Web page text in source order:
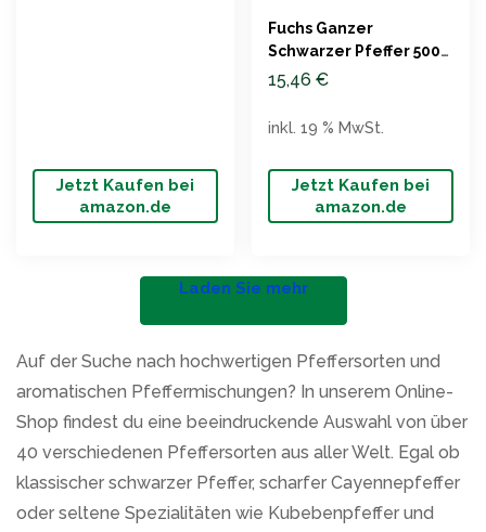
Jetzt Kaufen bei
amazon.de
Fuchs Ganzer
Schwarzer Pfeffer 500g
(1er Pack)
15,46 €
Jetzt Kaufen bei
amazon.de
inkl. 19 % MwSt.
Laden Sie mehr
Auf der Suche nach hochwertigen Pfeffersorten und
aromatischen Pfeffermischungen? In unserem Online-
Shop findest du eine beeindruckende Auswahl von über
40 verschiedenen Pfeffersorten aus aller Welt. Egal ob
klassischer schwarzer Pfeffer, scharfer Cayennepfeffer
oder seltene Spezialitäten wie Kubebenpfeffer und